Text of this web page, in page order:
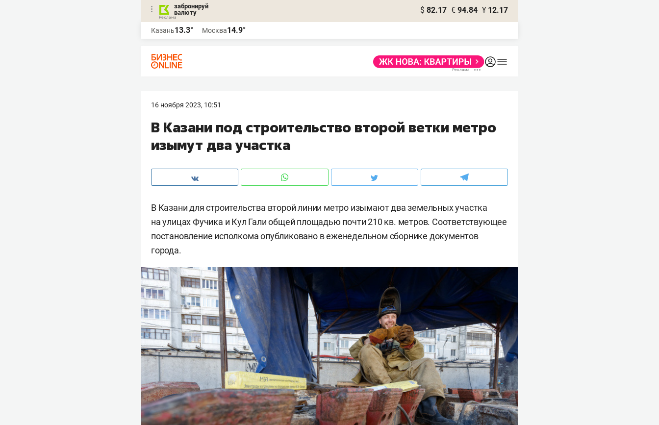
забронируй
валюту
$ 82.17 € 94.84 ¥ 12.17
Казань13.3° Москва14.9°
16 ноября 2023, 10:51
В Казани под строительство второй ветки метро
изымут два участка
В Казани для строительства второй линии метро изымают два земельных участка
на улицах Фучика и Кул Гали общей площадью почти 210 кв. метров. Соответствующее
постановление исполкома опубликовано в еженедельном сборнике документов
города.